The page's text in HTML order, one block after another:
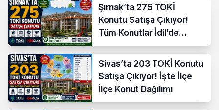
Şırnak’ta 275 TOKİ
Konutu Satışa Çıkıyor!
Tüm Konutlar İdil’de
Başvuruya Açılıyor
Sivas’ta 203 TOKİ Konutu
Satışa Çıkıyor! İşte İlçe
İlçe Konut Dağılımı